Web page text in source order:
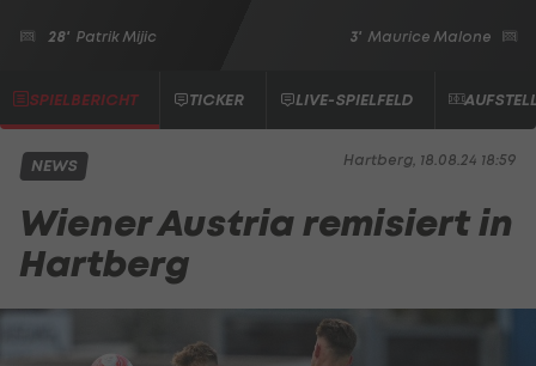
28' Patrik Mijic 3' Maurice Malone
SPIELBERICHT TICKER LIVE-SPIELFELD
Hartberg, 18.08.24 18:59
NEWS
Wiener Austria remisiert in
Hartberg